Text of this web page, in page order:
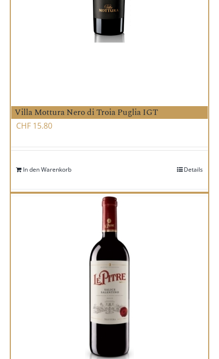
Villa Mottura Nero di Troia Puglia IGT
CHF 15.80
In den Warenkorb Details